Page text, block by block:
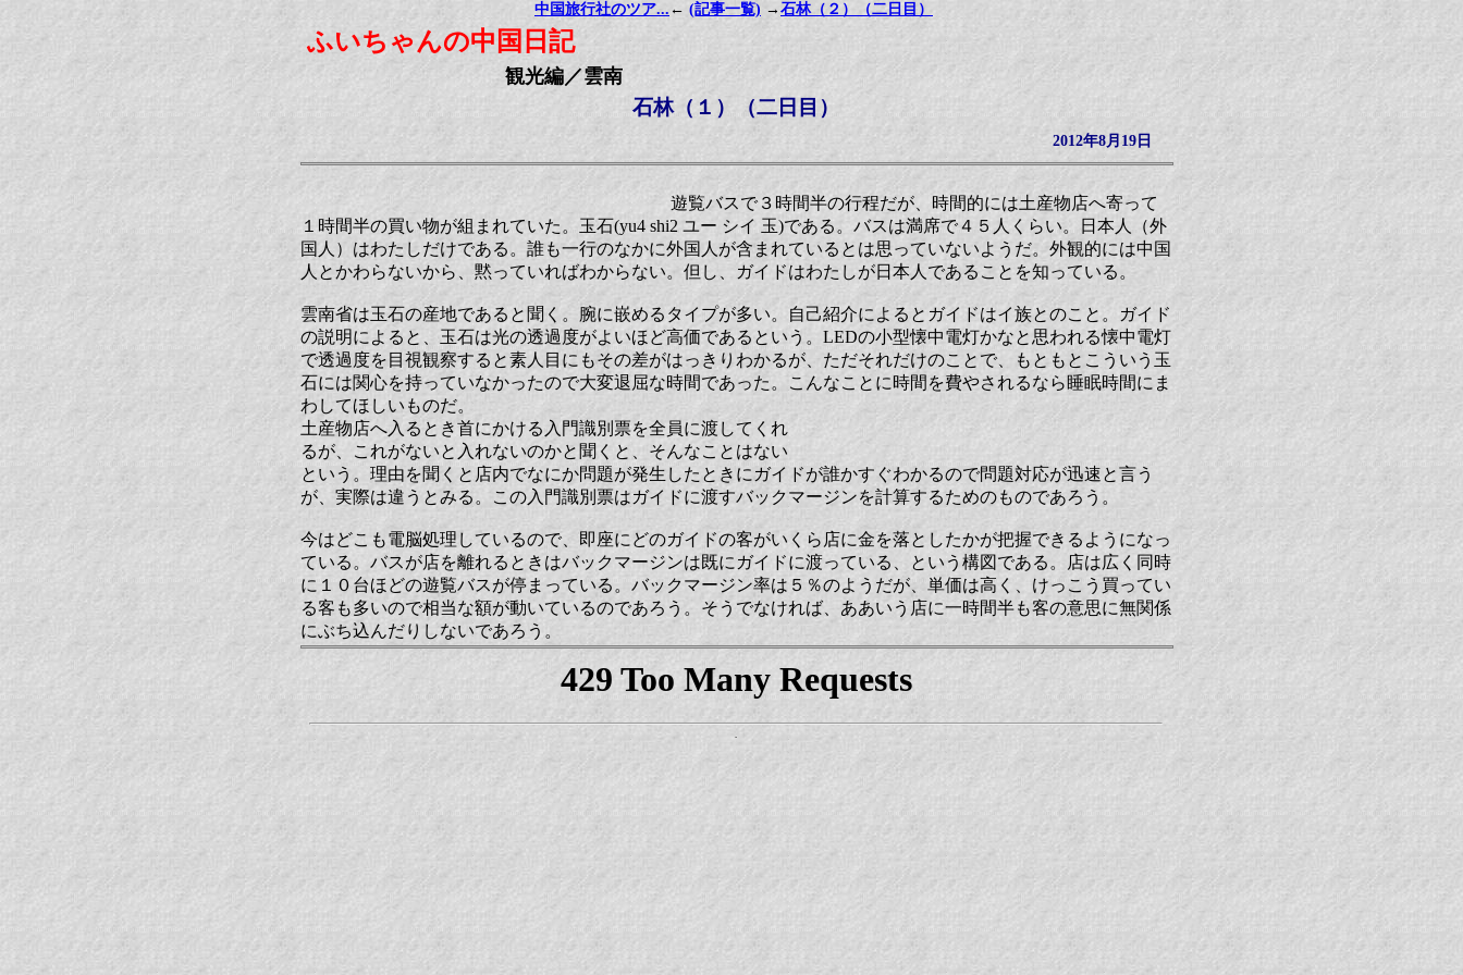
中国旅行社のツア... ← (記事一覧) → 石林（２）（二日目）
ふいちゃんの中国日記
観光編／雲南
石林（１）（二日目）
2012年8月19日
遊覧バスで３時間半の行程だが、時間的には土産物店へ寄って
１時間半の買い物が組まれていた。玉石(yu4 shi2 ユー シイ 玉)である。バスは満席で４５人くらい。日本人（外
国人）はわたしだけである。誰も一行のなかに外国人が含まれているとは思っていないようだ。外観的には中国
人とかわらないから、黙っていればわからない。但し、ガイドはわたしが日本人であることを知っている。
雲南省は玉石の産地であると聞く。腕に嵌めるタイプが多い。自己紹介によるとガイドはイ族とのこと。ガイド
の説明によると、玉石は光の透過度がよいほど高価であるという。LEDの小型懐中電灯かなと思われる懐中電灯
で透過度を目視観察すると素人目にもその差がはっきりわかるが、ただそれだけのことで、もともとこういう玉
石には関心を持っていなかったので大変退屈な時間であった。こんなことに時間を費やされるなら睡眠時間にま
わしてほしいものだ。
土産物店へ入るとき首にかける入門識別票を全員に渡してくれ
るが、これがないと入れないのかと聞くと、そんなことはない
という。理由を聞くと店内でなにか問題が発生したときにガイドが誰かすぐわかるので問題対応が迅速と言う
が、実際は違うとみる。この入門識別票はガイドに渡すバックマージンを計算するためのものであろう。
今はどこも電脳処理しているので、即座にどのガイドの客がいくら店に金を落としたかが把握できるようになっ
ている。バスが店を離れるときはバックマージンは既にガイドに渡っている、という構図である。店は広く同時
に１０台ほどの遊覧バスが停まっている。バックマージン率は５％のようだが、単価は高く、けっこう買ってい
る客も多いので相当な額が動いているのであろう。そうでなければ、ああいう店に一時間半も客の意思に無関係
にぶち込んだりしないであろう。